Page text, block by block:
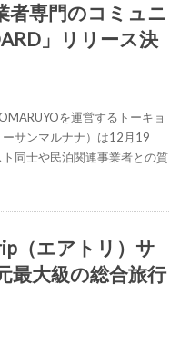
者専門のコミュニ
」リリース決
を運営するトーキョ
サンマルナナ）は12月19
同士や民泊関連事業者との質
（エアトリ）サ
最大級の総合旅行